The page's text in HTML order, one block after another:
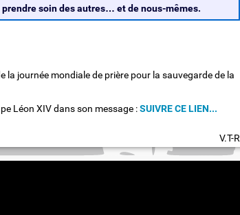
prendre soin des autres… et de nous-mêmes.
la journée mondiale de prière pour la sauvegarde de la
Léon XIV dans son message :SUIVRE CE LIEN...
V.T-R